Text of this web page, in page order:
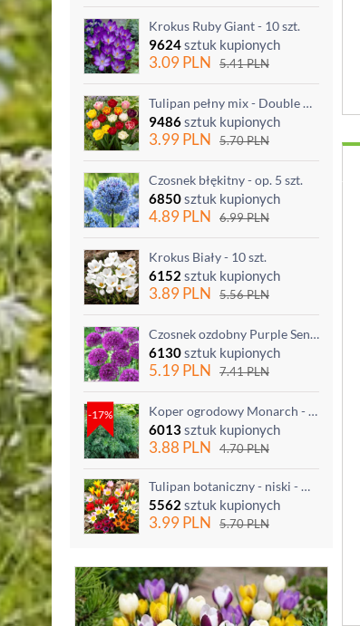
Krokus Ruby Giant - 10 szt.
9624sztuk kupionych
3.09PLN 5.41PLN
Tulipan pełny mix - Double mix - 5 szt.
9486sztuk kupionych
3.99PLN 5.70PLN
Czosnek błękitny - op. 5 szt.
6850sztuk kupionych
4.89PLN 6.99PLN
Krokus Biały - 10 szt.
6152 sztuk kupionych
3.89PLN 5.56PLN
Czosnek ozdobny Purple Sensation - op. 3 szt.
6130sztuk kupionych
5.19PLN 7.41PLN
-17% Koper ogrodowy Monarch - po ścięciu odrasta
6013sztuk kupionych
3.88 PLN 4.70PLN
Tulipan botaniczny - niski - mix kolorów - 5 szt.
5562 sztuk kupionych
3.99PLN 5.70PLN